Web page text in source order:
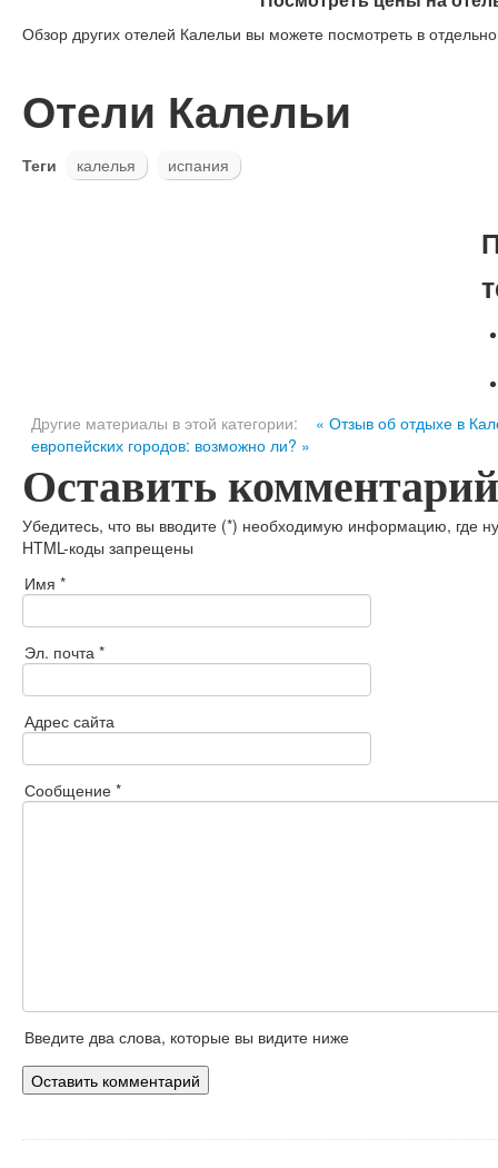
Обзор других отелей Калельи вы можете посмотреть в
Отели Калельи
Теги калелья испания
Другие материалы в этой категории:
« Отзыв об отдыхе в
европейских городов: возможно ли? »
Оставить комментарий
Убедитесь, что вы вводите (*) необходимую информацию, где
HTML-коды запрещены
Имя *
Эл. почта *
Адрес сайта
Сообщение *
Введите два слова, которые вы видите ниже